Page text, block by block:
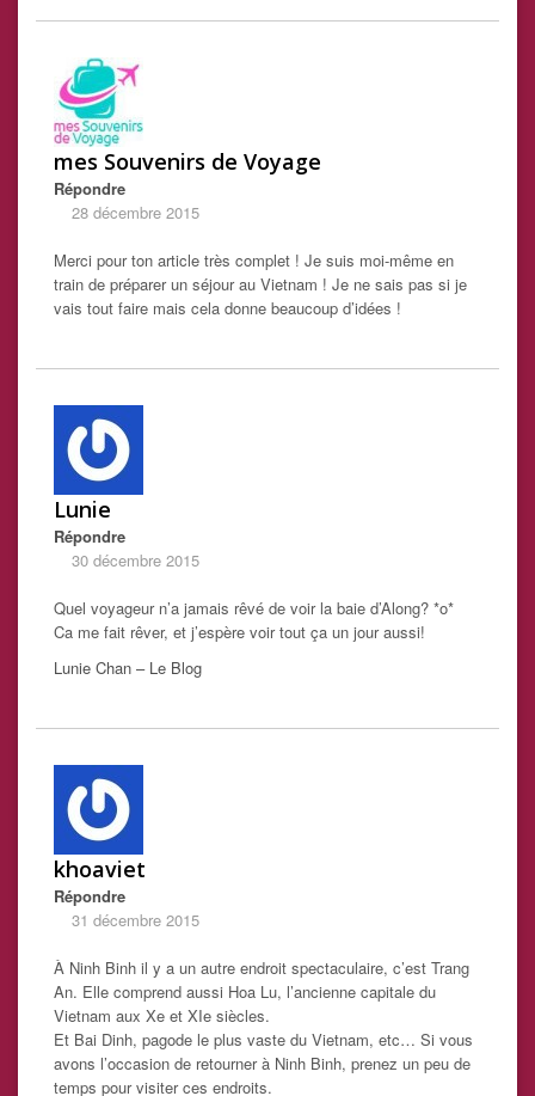
mes Souvenirs de Voyage
Répondre
28 décembre 2015
Merci pour ton article très complet ! Je suis moi-même en
train de préparer un séjour au Vietnam ! Je ne sais pas si je
vais tout faire mais cela donne beaucoup d’idées !
Lunie
Répondre
30 décembre 2015
Quel voyageur n’a jamais rêvé de voir la baie d’Along? *o*
Ca me fait rêver, et j’espère voir tout ça un jour aussi!
Lunie Chan – Le Blog
khoaviet
Répondre
31 décembre 2015
À Ninh Binh il y a un autre endroit spectaculaire, c’est Trang
An. Elle comprend aussi Hoa Lu, l’ancienne capitale du
Vietnam aux Xe et XIe siècles.
Et Bai Dinh, pagode le plus vaste du Vietnam, etc… Si vous
avons l’occasion de retourner à Ninh Binh, prenez un peu de
temps pour visiter ces endroits.